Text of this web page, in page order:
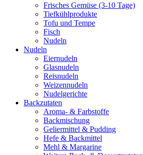
Frisches Gemüse (3-10 Tage)
Tiefkühlprodukte
Tofu und Tempe
Fisch
Nudeln
Nudeln
Eiernudeln
Glasnudeln
Reisnudeln
Weizennudeln
Nudelgerichte
Backzutaten
Aroma- & Farbstoffe
Backmischung
Geliermittel & Pudding
Hefe & Backmittel
Mehl & Margarine